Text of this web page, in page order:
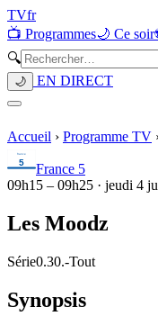
TVfr
📺 Programmes🌙 Ce soir
🔍
🌙 EN DIRECT
Accueil › Programme TV
France 5
09h15 – 09h25 · jeudi 4
Les Moodz
Série0.30.-Tout
Synopsis